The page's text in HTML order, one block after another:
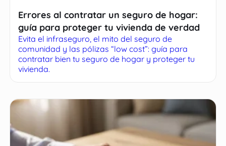
Errores al contratar un seguro de hogar:
guía para proteger tu vivienda de verdad
Evita el infraseguro, el mito del seguro de
comunidad y las pólizas “low cost”: guía para
contratar bien tu seguro de hogar y proteger tu
vivienda.